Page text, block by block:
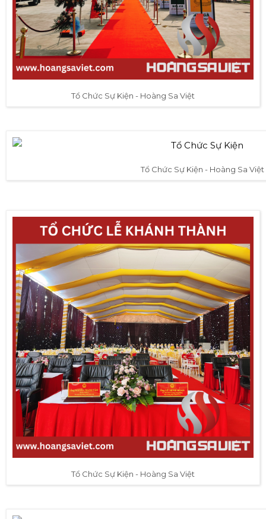
Tổ Chức Sự Kiện - Hoàng Sa Việt
Tổ Chức Sự Kiện - Hoàng Sa Việt
Tổ Chức Sự Kiện - Hoàng Sa Việt